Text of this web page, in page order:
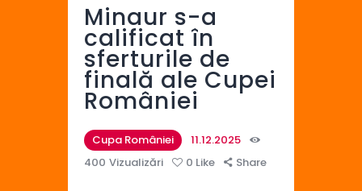
Minaur s-a
calificat în
sferturile de
finală ale Cupei
României
Cupa României
11.12.2025
400 Vizualizări 0 Like Share